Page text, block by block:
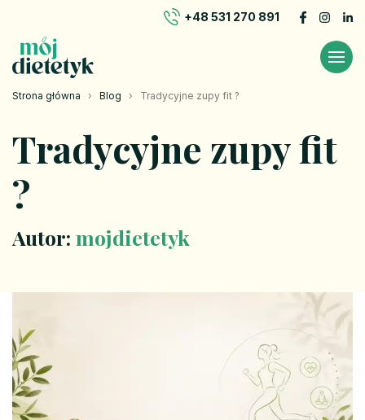
+48 531 270 891
Strona główna › Blog › Tradycyjne zupy fit ?
Tradycyjne zupy fit
?
Autor: mojdietetyk